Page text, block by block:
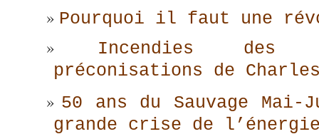
Pourquoi il faut une
Incendies des
préconisations de
50 ans du Sauvage
grande crise de